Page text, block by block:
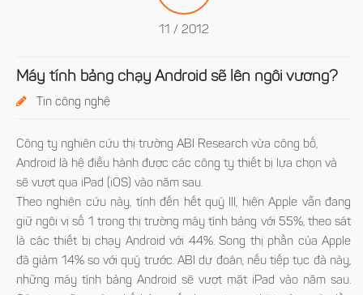
11 / 2012
Máy tính bảng chạy Android sẽ lên ngôi vương?
Tin công nghệ
Công ty nghiên cứu thị trường ABI Research vừa công bố,
Android là hệ điều hành được các công ty thiết bị lựa chọn và
sẽ vượt qua iPad (iOS) vào năm sau.
Theo nghiên cứu này, tính đến hết quý III, hiện Apple vẫn đang
giữ ngôi vị số 1 trong thị trường máy tính bảng với 55%, theo sát
là các thiết bị chạy Android với 44%. Song thị phần của Apple
đã giảm 14% so với quý trước. ABI dự đoán, nếu tiếp tục đà này,
những máy tính bảng Android sẽ vượt mặt iPad vào năm sau.